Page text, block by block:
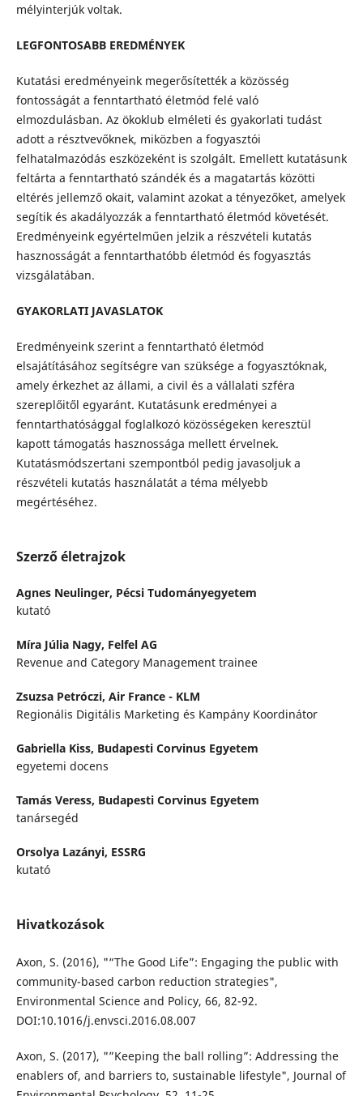
mélyinterjúk voltak.
LEGFONTOSABB EREDMÉNYEK
Kutatási eredményeink megerősítették a közösség
fontosságát a fenntartható életmód felé való
elmozdulásban. Az ökoklub elméleti és gyakorlati tudást
adott a résztvevőknek, miközben a fogyasztói
felhatalmazódás eszközeként is szolgált. Emellett kutatásunk
feltárta a fenntartható szándék és a magatartás közötti
eltérés jellemző okait, valamint azokat a tényezőket, amelyek
segítik és akadályozzák a fenntartható életmód követését.
Eredményeink egyértelműen jelzik a részvételi kutatás
hasznosságát a fenntarthatóbb életmód és fogyasztás
vizsgálatában.
GYAKORLATI JAVASLATOK
Eredményeink szerint a fenntartható életmód
elsajátításához segítségre van szüksége a fogyasztóknak,
amely érkezhet az állami, a civil és a vállalati szféra
szereplőitől egyaránt. Kutatásunk eredményei a
fenntarthatósággal foglalkozó közösségeken keresztül
kapott támogatás hasznossága mellett érvelnek.
Kutatásmódszertani szempontból pedig javasoljuk a
részvételi kutatás használatát a téma mélyebb
megértéséhez.
Szerző életrajzok
Agnes Neulinger, Pécsi Tudományegyetem
kutató
Míra Júlia Nagy, Felfel AG
Revenue and Category Management trainee
Zsuzsa Petróczi, Air France - KLM
Regionális Digitális Marketing és Kampány Koordinátor
Gabriella Kiss, Budapesti Corvinus Egyetem
egyetemi docens
Tamás Veress, Budapesti Corvinus Egyetem
tanársegéd
Orsolya Lazányi, ESSRG
kutató
Hivatkozások
Axon, S. (2016), "“The Good Life”: Engaging the public with
community-based carbon reduction strategies",
Environmental Science and Policy, 66, 82-92.
DOI:10.1016/j.envsci.2016.08.007
Axon, S. (2017), "”Keeping the ball rolling”: Addressing the
enablers of, and barriers to, sustainable lifestyle", Journal of